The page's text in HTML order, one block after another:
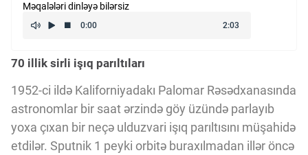
Kriptovalyuta
ÇƏRƏZLƏR SİYASƏTİ
İSTIFADƏ ŞƏRTLƏRİ
Məqalələri dinləyə bilərsiz
70 illik sirli işıq parıltıları
1952-ci ildə Kaliforniyadakı Palomar Rəsədxanasında
astronomlar bir saat ərzində göy üzündə parlayıb
yoxa çıxan bir neçə ulduzvari işıq parıltısını müşahidə
etdilər. Sputnik 1 peyki orbitə buraxılmadan illər öncə